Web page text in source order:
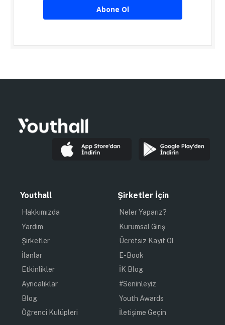
Abone Ol
Youthall
Hakkımızda
Yardım
Şirketler
İlanlar
Etkinlikler
Ayrıcalıklar
Blog
Öğrenci Kulüpleri
Şirketler İçin
Neler Yaparız?
Kurumsal Giriş
Ücretsiz Kayıt Ol
E-Book
İK Blog
#Seninleyiz
Youth Awards
İletişime Geçin